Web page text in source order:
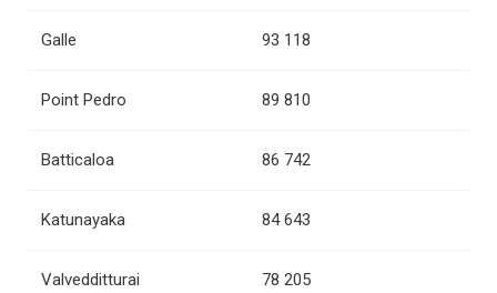
Galle 93 118
Point Pedro 89 810
Batticaloa 86 742
Katunayaka 84 643
Valvedditturai 78 205